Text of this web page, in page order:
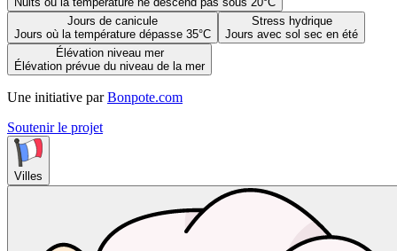
Jours de canicule
Jours où la température dépasse 35°C
Stress hydrique
Jours avec sol sec en été
Élévation niveau mer
Élévation prévue du niveau de la mer
Une initiative par Bonpote.com
Soutenir le projet
Villes